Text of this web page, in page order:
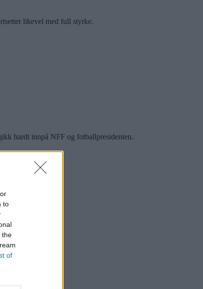
to
the
of
likevel med full styrke.
hardt innpå NFF og fotballpresidenten.